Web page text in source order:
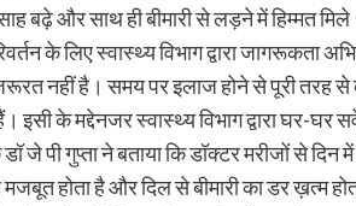
बढ़े और साथ ही बीमारी से लड़ने में हिम्मत
के लिए स्वास्थ्य विभाग द्वारा जागरूकता
नहीं है। समय पर इलाज होने से पूरी तरह से
के मद्देनजर स्वास्थ्य विभाग द्वारा घर-घर
जे पी गुप्ता ने बताया कि डॉक्टर मरीजों से
होता है और दिल से बीमारी का डर ख़त्म